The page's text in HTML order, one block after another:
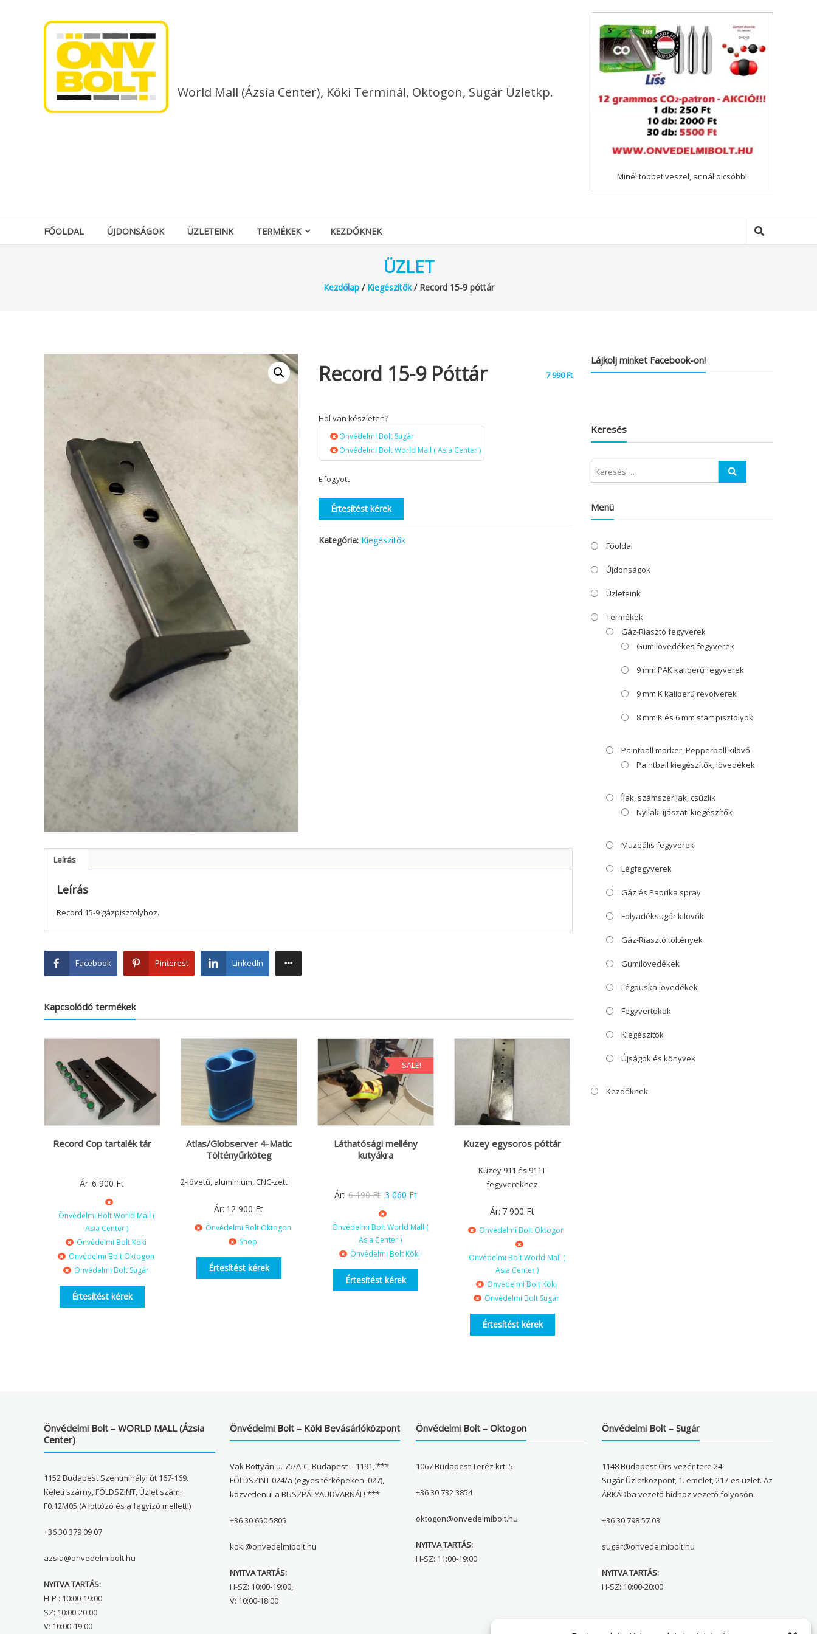
World Mall (Ázsia Center), Köki Terminál, Oktogon, Sugár Üzletkp.
Minél többet veszel, annál olcsóbb!
FŐOLDAL ÚJDONSÁGOK ÜZLETEINK TERMÉKEK KEZDŐKNEK
ÜZLET
Kezdőlap/ Kiegészítők/ Record 15-9 póttár
Record 15-9 Póttár 7 990Ft
Hol van készleten?
Önvédelmi Bolt Sugár
Önvédelmi Bolt World Mall ( Asia Center )
Elfogyott
Értesítést kérek
Kategória: Kiegészítők
Leírás
Leírás
Record 15-9 gázpisztolyhoz.
Facebook Pinterest LinkedIn
Kapcsolódó termékek
Record Cop tartalék tár
Ár: 6 900 Ft
Önvédelmi Bolt World Mall (
Asia Center )
Önvédelmi Bolt Köki
Önvédelmi Bolt Oktogon
Önvédelmi Bolt Sugár
Értesítést kérek
Atlas/Globserver 4-Matic
Töltényűrköteg
2-lövetű, alumínium, CNC-zett
Ár: 12 900 Ft
Önvédelmi Bolt Oktogon
Shop
Értesítést kérek
SALE!
Láthatósági mellény
kutyákra
Ár: 6 190Ft Original
price
was:
6
190 Ft.
3 060 FtCurrent
is:
060 Ft.
Önvédelmi Bolt World Mall (
Asia Center )
Önvédelmi Bolt Köki
Értesítést kérek
Kuzey egysoros póttár
Kuzey 911 és 911T
fegyverekhez
Ár: 7 900 Ft
Önvédelmi Bolt Oktogon
Önvédelmi Bolt World Mall (
Asia Center )
Önvédelmi Bolt Köki
Önvédelmi Bolt Sugár
Értesítést kérek
Lájkolj minket Facebook-on!
Keresés
Menü
Főoldal
Újdonságok
Üzleteink
Termékek
Gáz-Riasztó fegyverek
Gumilövedékes fegyverek
9 mm PAK kaliberű fegyverek
9 mm K kaliberű revolverek
8 mm K és 6 mm start pisztolyok
Paintball marker, Pepperball kilövő
Paintball kiegészítők, lövedékek
Íjak, számszeríjak, csúzlik
Nyilak, íjászati kiegészítők
Muzeális fegyverek
Légfegyverek
Gáz és Paprika spray
Folyadéksugár kilövők
Gáz-Riasztó töltények
Gumilövedékek
Légpuska lövedékek
Fegyvertokok
Kiegészítők
Újságok és könyvek
Kezdőknek
Önvédelmi Bolt – WORLD MALL (Ázsia
Center)
1152 Budapest Szentmihályi út 167-169.
Keleti szárny, FÖLDSZINT, Üzlet szám:
F0.12M05 (A lottózó és a fagyizó mellett.)
+36 30 379 09 07
azsia@onvedelmibolt.hu
NYITVA TARTÁS:
H-P : 10:00-19:00
SZ: 10:00-20:00
V: 10:00-19:00
Önvédelmi Bolt – Köki Bevásárlóközpont
Vak Bottyán u. 75/A-C, Budapest – 1191, ***
FÖLDSZINT 024/a (egyes térképeken: 027),
közvetlenül a BUSZPÁLYAUDVARNÁL! ***
+36 30 650 5805
koki@onvedelmibolt.hu
NYITVA TARTÁS:
H-SZ: 10:00-19:00,
V: 10:00-18:00
Önvédelmi Bolt – Oktogon
1067 Budapest Teréz krt. 5
+36 30 732 3854
oktogon@onvedelmibolt.hu
NYITVA TARTÁS:
H-SZ: 11:00-19:00
Önvédelmi Bolt – Sugár
1148 Budapest Örs vezér tere 24.
Sugár Üzletközpont, 1. emelet, 217-es üzlet. Az
ÁRKÁDba vezető hídhoz vezető folyosón.
+36 30 798 57 03
sugar@onvedelmibolt.hu
NYITVA TARTÁS:
H-SZ: 10:00-20:00
Önvédelmi Bolt – Főoldal